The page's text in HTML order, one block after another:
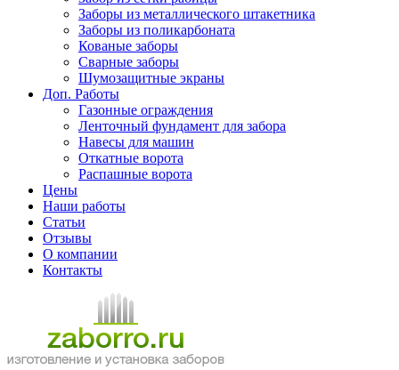
Заборы из металлического штакетника
Заборы из поликарбоната
Кованые заборы
Сварные заборы
Шумозащитные экраны
Доп. Работы
Газонные ограждения
Ленточный фундамент для забора
Навесы для машин
Откатные ворота
Распашные ворота
Цены
Наши работы
Статьи
Отзывы
О компании
Контакты